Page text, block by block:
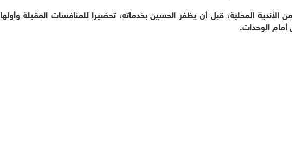
المحلية، قبل أن يظفر الحسين بخدماته، تحضيرا للمنافسات المقبلة وأولها
أمام الوحدات.